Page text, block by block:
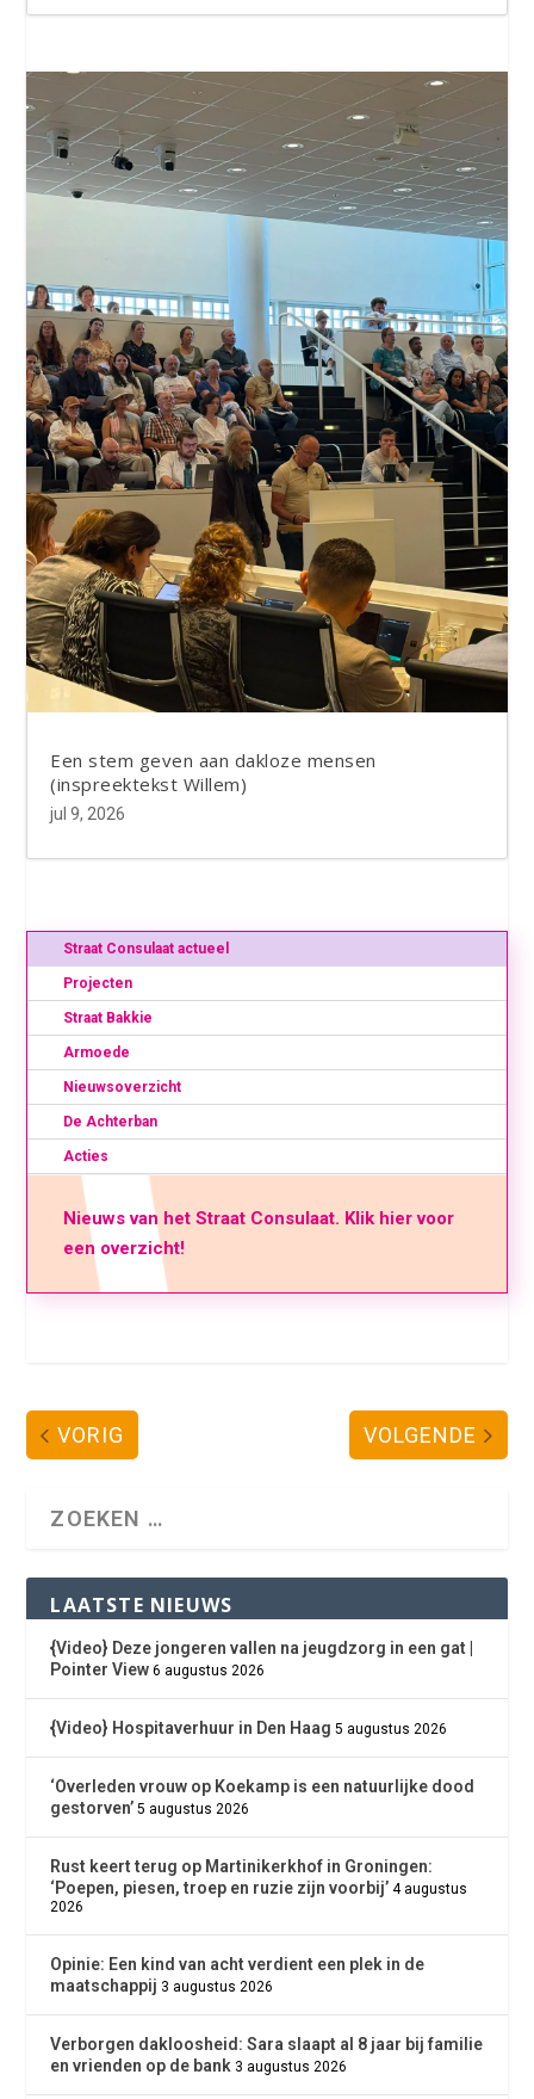
Een stem geven aan dakloze mensen
(inspreektekst Willem)
jul 9, 2026
Straat Consulaat actueel
Projecten
Straat Bakkie
Armoede
Nieuwsoverzicht
De Achterban
Acties
Nieuws van het Straat Consulaat. Klik hier voor
een overzicht!
VORIG VOLGENDE
LAATSTE NIEUWS
{Video} Deze jongeren vallen na jeugdzorg in een gat |
Pointer View 6 augustus 2026
{Video} Hospitaverhuur in Den Haag 5 augustus 2026
‘Overleden vrouw op Koekamp is een natuurlijke dood
gestorven’ 5 augustus 2026
Rust keert terug op Martinikerkhof in Groningen:
‘Poepen, piesen, troep en ruzie zijn voorbij’ 4 augustus
2026
Opinie: Een kind van acht verdient een plek in de
maatschappij 3 augustus 2026
Verborgen dakloosheid: Sara slaapt al 8 jaar bij familie
en vrienden op de bank 3 augustus 2026